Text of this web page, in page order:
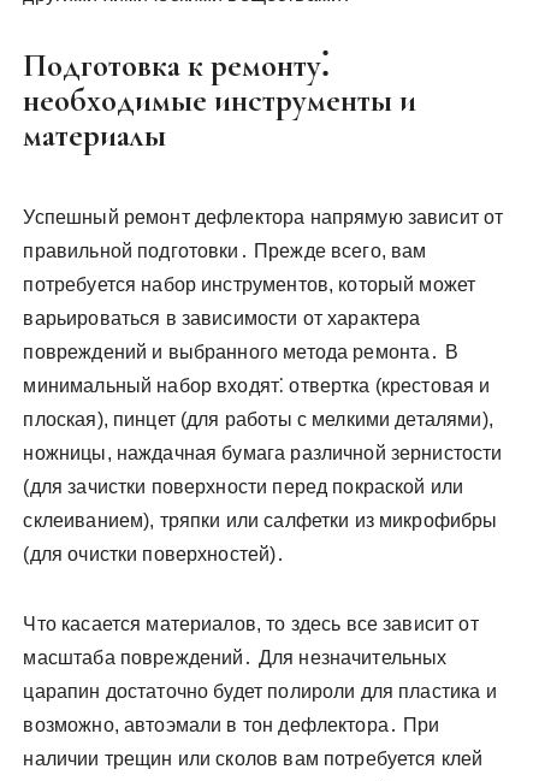
Подготовка к ремонту⁚
необходимые инструменты и
материалы
Успешный ремонт дефлектора напрямую зависит от
правильной подготовки․ Прежде всего, вам
потребуется набор инструментов, который может
варьироваться в зависимости от характера
повреждений и выбранного метода ремонта․ В
минимальный набор входят⁚ отвертка (крестовая и
плоская), пинцет (для работы с мелкими деталями),
ножницы, наждачная бумага различной зернистости
(для зачистки поверхности перед покраской или
склеиванием), тряпки или салфетки из микрофибры
(для очистки поверхностей)․
Что касается материалов, то здесь все зависит от
масштаба повреждений․ Для незначительных
царапин достаточно будет полироли для пластика и
возможно, автоэмали в тон дефлектора․ При
наличии трещин или сколов вам потребуется клей